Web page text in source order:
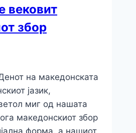
вековит
збор
на македонската
јазик,
миг од нашата
македонскиот збор
форма, а нашиот